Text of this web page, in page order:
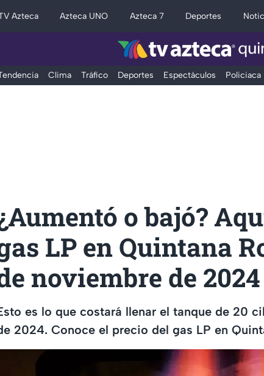
Azteca Azteca UNO Azteca 7 Deportes
Clima Tráfico Deportes Espectáculos Policiaca
o bajó?
LP en Quintana
noviembre de 2024
es lo que costará llenar el tanque de 20
2024. Conoce el precio del gas LP en